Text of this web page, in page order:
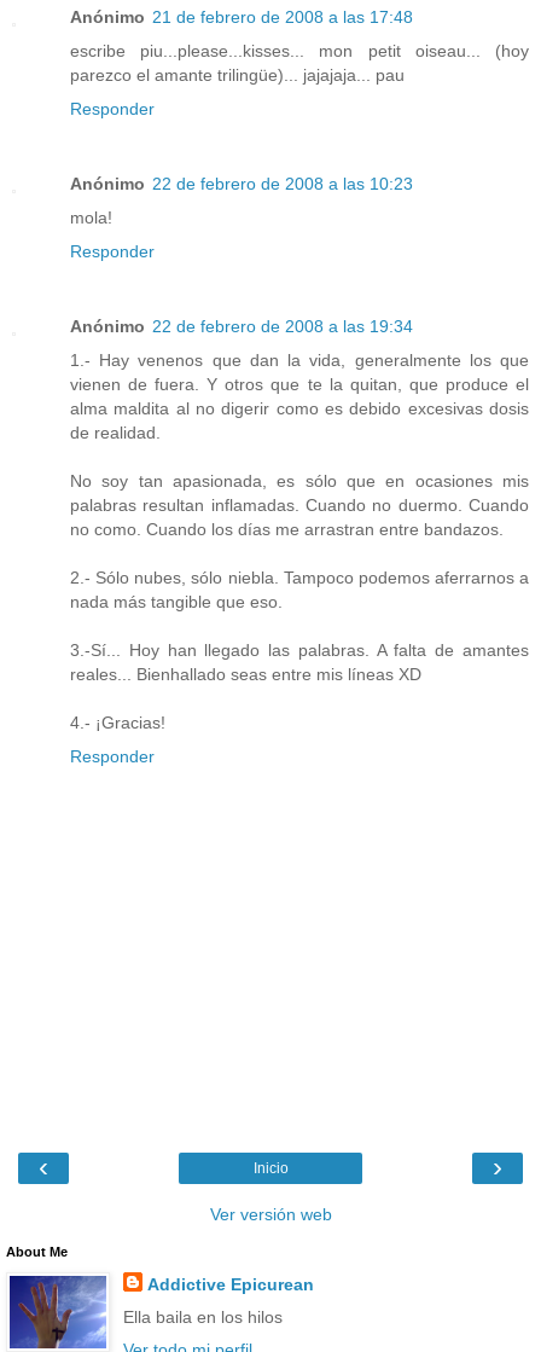
Anónimo 21 de febrero de 2008 a las 17:48
escribe piu...please...kisses... mon petit oiseau... (hoy
parezco el amante trilingüe)... jajajaja... pau
Responder
Anónimo 22 de febrero de 2008 a las 10:23
mola!
Responder
Anónimo 22 de febrero de 2008 a las 19:34
1.- Hay venenos que dan la vida, generalmente los que
vienen de fuera. Y otros que te la quitan, que produce el
alma maldita al no digerir como es debido excesivas dosis
de realidad.
No soy tan apasionada, es sólo que en ocasiones mis
palabras resultan inflamadas. Cuando no duermo. Cuando
no como. Cuando los días me arrastran entre bandazos.
2.- Sólo nubes, sólo niebla. Tampoco podemos aferrarnos a
nada más tangible que eso.
3.-Sí... Hoy han llegado las palabras. A falta de amantes
reales... Bienhallado seas entre mis líneas XD
4.- ¡Gracias!
Responder
‹ ›
Inicio
Ver versión web
About Me
Addictive Epicurean
Ella baila en los hilos